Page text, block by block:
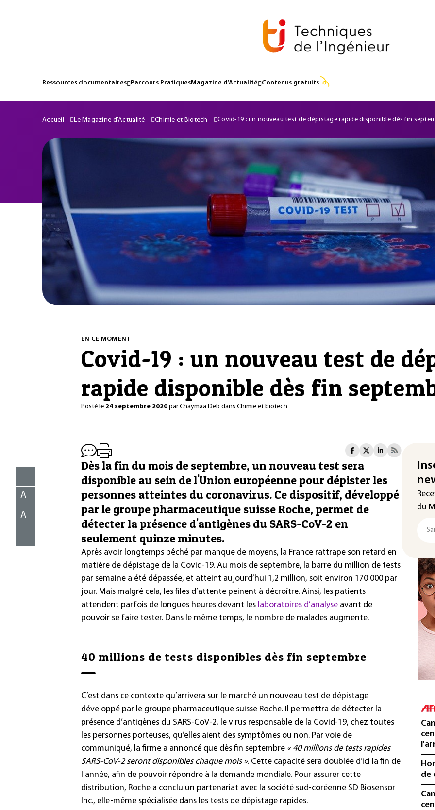
Ressources documentaires Parcours PratiquesMagazine d’Actualité Contenus gratuits
Accueil Le Magazine d'Actualité Chimie et Biotech Covid-19 : un nouveau test de dépistage rapide disponible dès fin
EN CE MOMENT
Covid-19 : un nouveau test de
rapide disponible dès fin
Posté le 24 septembre 2020 parChaymaa Deb dans Chimie et biotech
A
A
Dès la fin du mois de septembre, un nouveau test sera
disponible au sein de l'Union européenne pour dépister les
personnes atteintes du coronavirus. Ce dispositif, développé
par le groupe pharmaceutique suisse Roche, permet de
détecter la présence d'antigènes du SARS-CoV-2 en
seulement quinze minutes.
Après avoir longtemps pêché par manque de moyens, la France rattrape son retard en
matière de dépistage de la Covid-19. Au mois de septembre, la barre du million de tests
par semaine a été dépassée, et atteint aujourd’hui 1,2 million, soit environ 170 000 par
jour. Mais malgré cela, les files d’attente peinent à décroître. Ainsi, les patients
attendent parfois de longues heures devant les laboratoires d’analyse avant de
pouvoir se faire tester. Dans le même temps, le nombre de malades augmente.
40 millions de tests disponibles dès fin septembre
C’est dans ce contexte qu’arrivera sur le marché un nouveau test de dépistage
développé par le groupe pharmaceutique suisse Roche. Il permettra de détecter la
présence d’antigènes du SARS-CoV-2, le virus responsable de la Covid-19, chez toutes
les personnes porteuses, qu’elles aient des symptômes ou non. Par voie de
communiqué, la firme a annoncé que dès fin septembre « 40 millions de tests rapides
SARS-CoV-2 seront disponibles chaque mois ». Cette capacité sera doublée d’ici la fin de
l’année, afin de pouvoir répondre à la demande mondiale. Pour assurer cette
distribution, Roche a conclu un partenariat avec la société sud-coréenne SD Biosensor
Inc., elle-même spécialisée dans les tests de dépistage rapides.
du
de